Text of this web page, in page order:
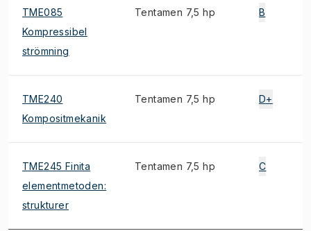
TME085
Kompressibel
strömning
Tentamen 7,5 hp B
TME240
Kompositmekanik
Tentamen 7,5 hp D+
TME245 Finita
elementmetoden:
strukturer
Tentamen 7,5 hp C